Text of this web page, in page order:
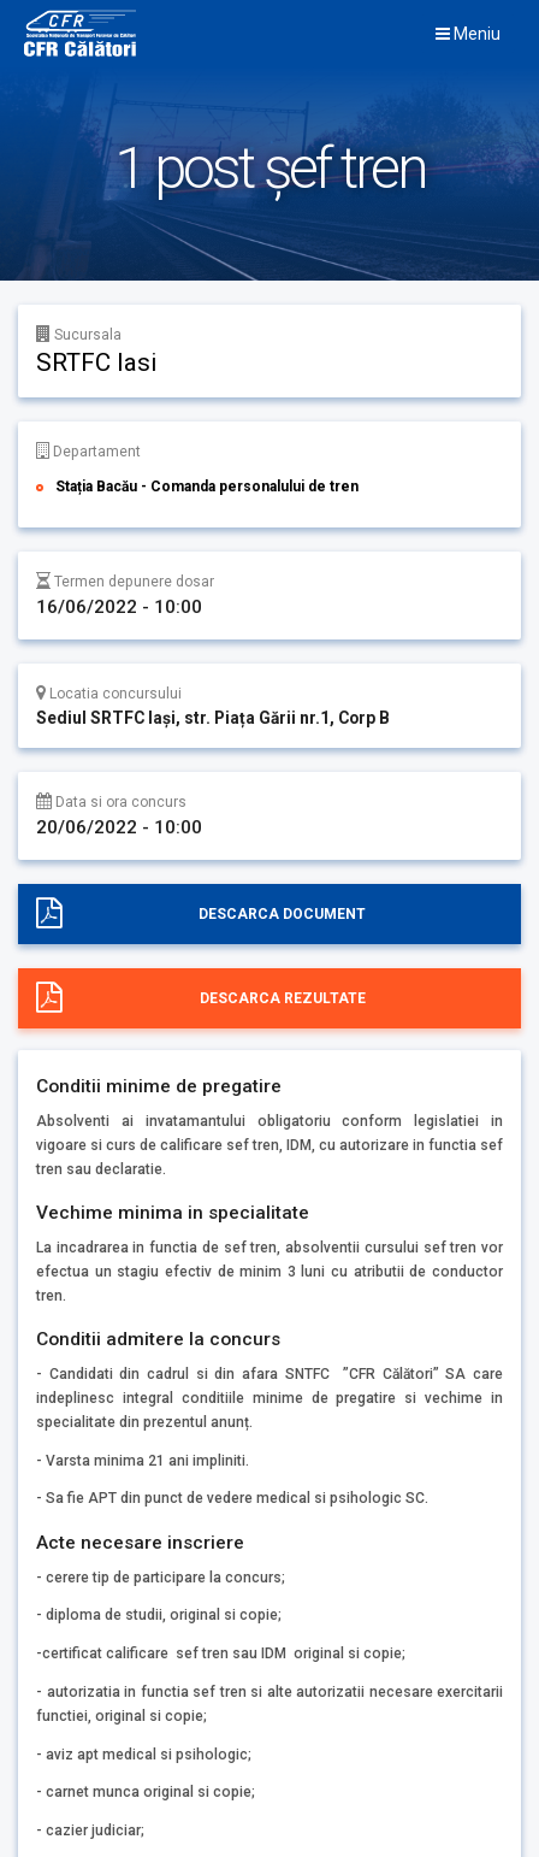
content
Meniu
1 post șef tren
Sucursala
SRTFC Iasi
Departament
Stația Bacău - Comanda personalului de tren
Termen depunere dosar
16/06/2022 - 10:00
Locatia concursului
Sediul SRTFC Iași, str. Piața Gării nr.1, Corp B
Data si ora concurs
20/06/2022 - 10:00
DESCARCA DOCUMENT
DESCARCA REZULTATE
Conditii minime de pregatire
Absolventi ai invatamantului obligatoriu conform legislatiei in
vigoare si curs de calificare sef tren, IDM, cu autorizare in functia sef
tren sau declaratie.
Vechime minima in specialitate
La incadrarea in functia de sef tren, absolventii cursului sef tren vor
efectua un stagiu efectiv de minim 3 luni cu atributii de conductor
tren.
Conditii admitere la concurs
- Candidati din cadrul si din afara SNTFC ”CFR Călători” SA care
indeplinesc integral conditiile minime de pregatire si vechime in
specialitate din prezentul anunț.
- Varsta minima 21 ani impliniti.
- Sa fie APT din punct de vedere medical si psihologic SC.
Acte necesare inscriere
- cerere tip de participare la concurs;
- diploma de studii, original si copie;
-certificat calificare sef tren sau IDM original si copie;
- autorizatia in functia sef tren si alte autorizatii necesare exercitarii
functiei, original si copie;
- aviz apt medical si psihologic;
- carnet munca original si copie;
- cazier judiciar;